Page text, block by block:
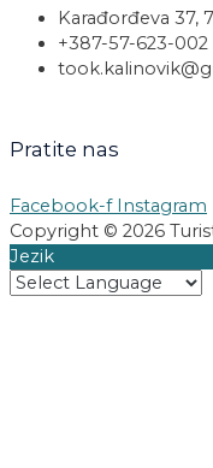
Karađorđeva 37,
+387-57-623-002
Pratite nas
Facebook-f Instagram
Copyright © 2026
Jezik